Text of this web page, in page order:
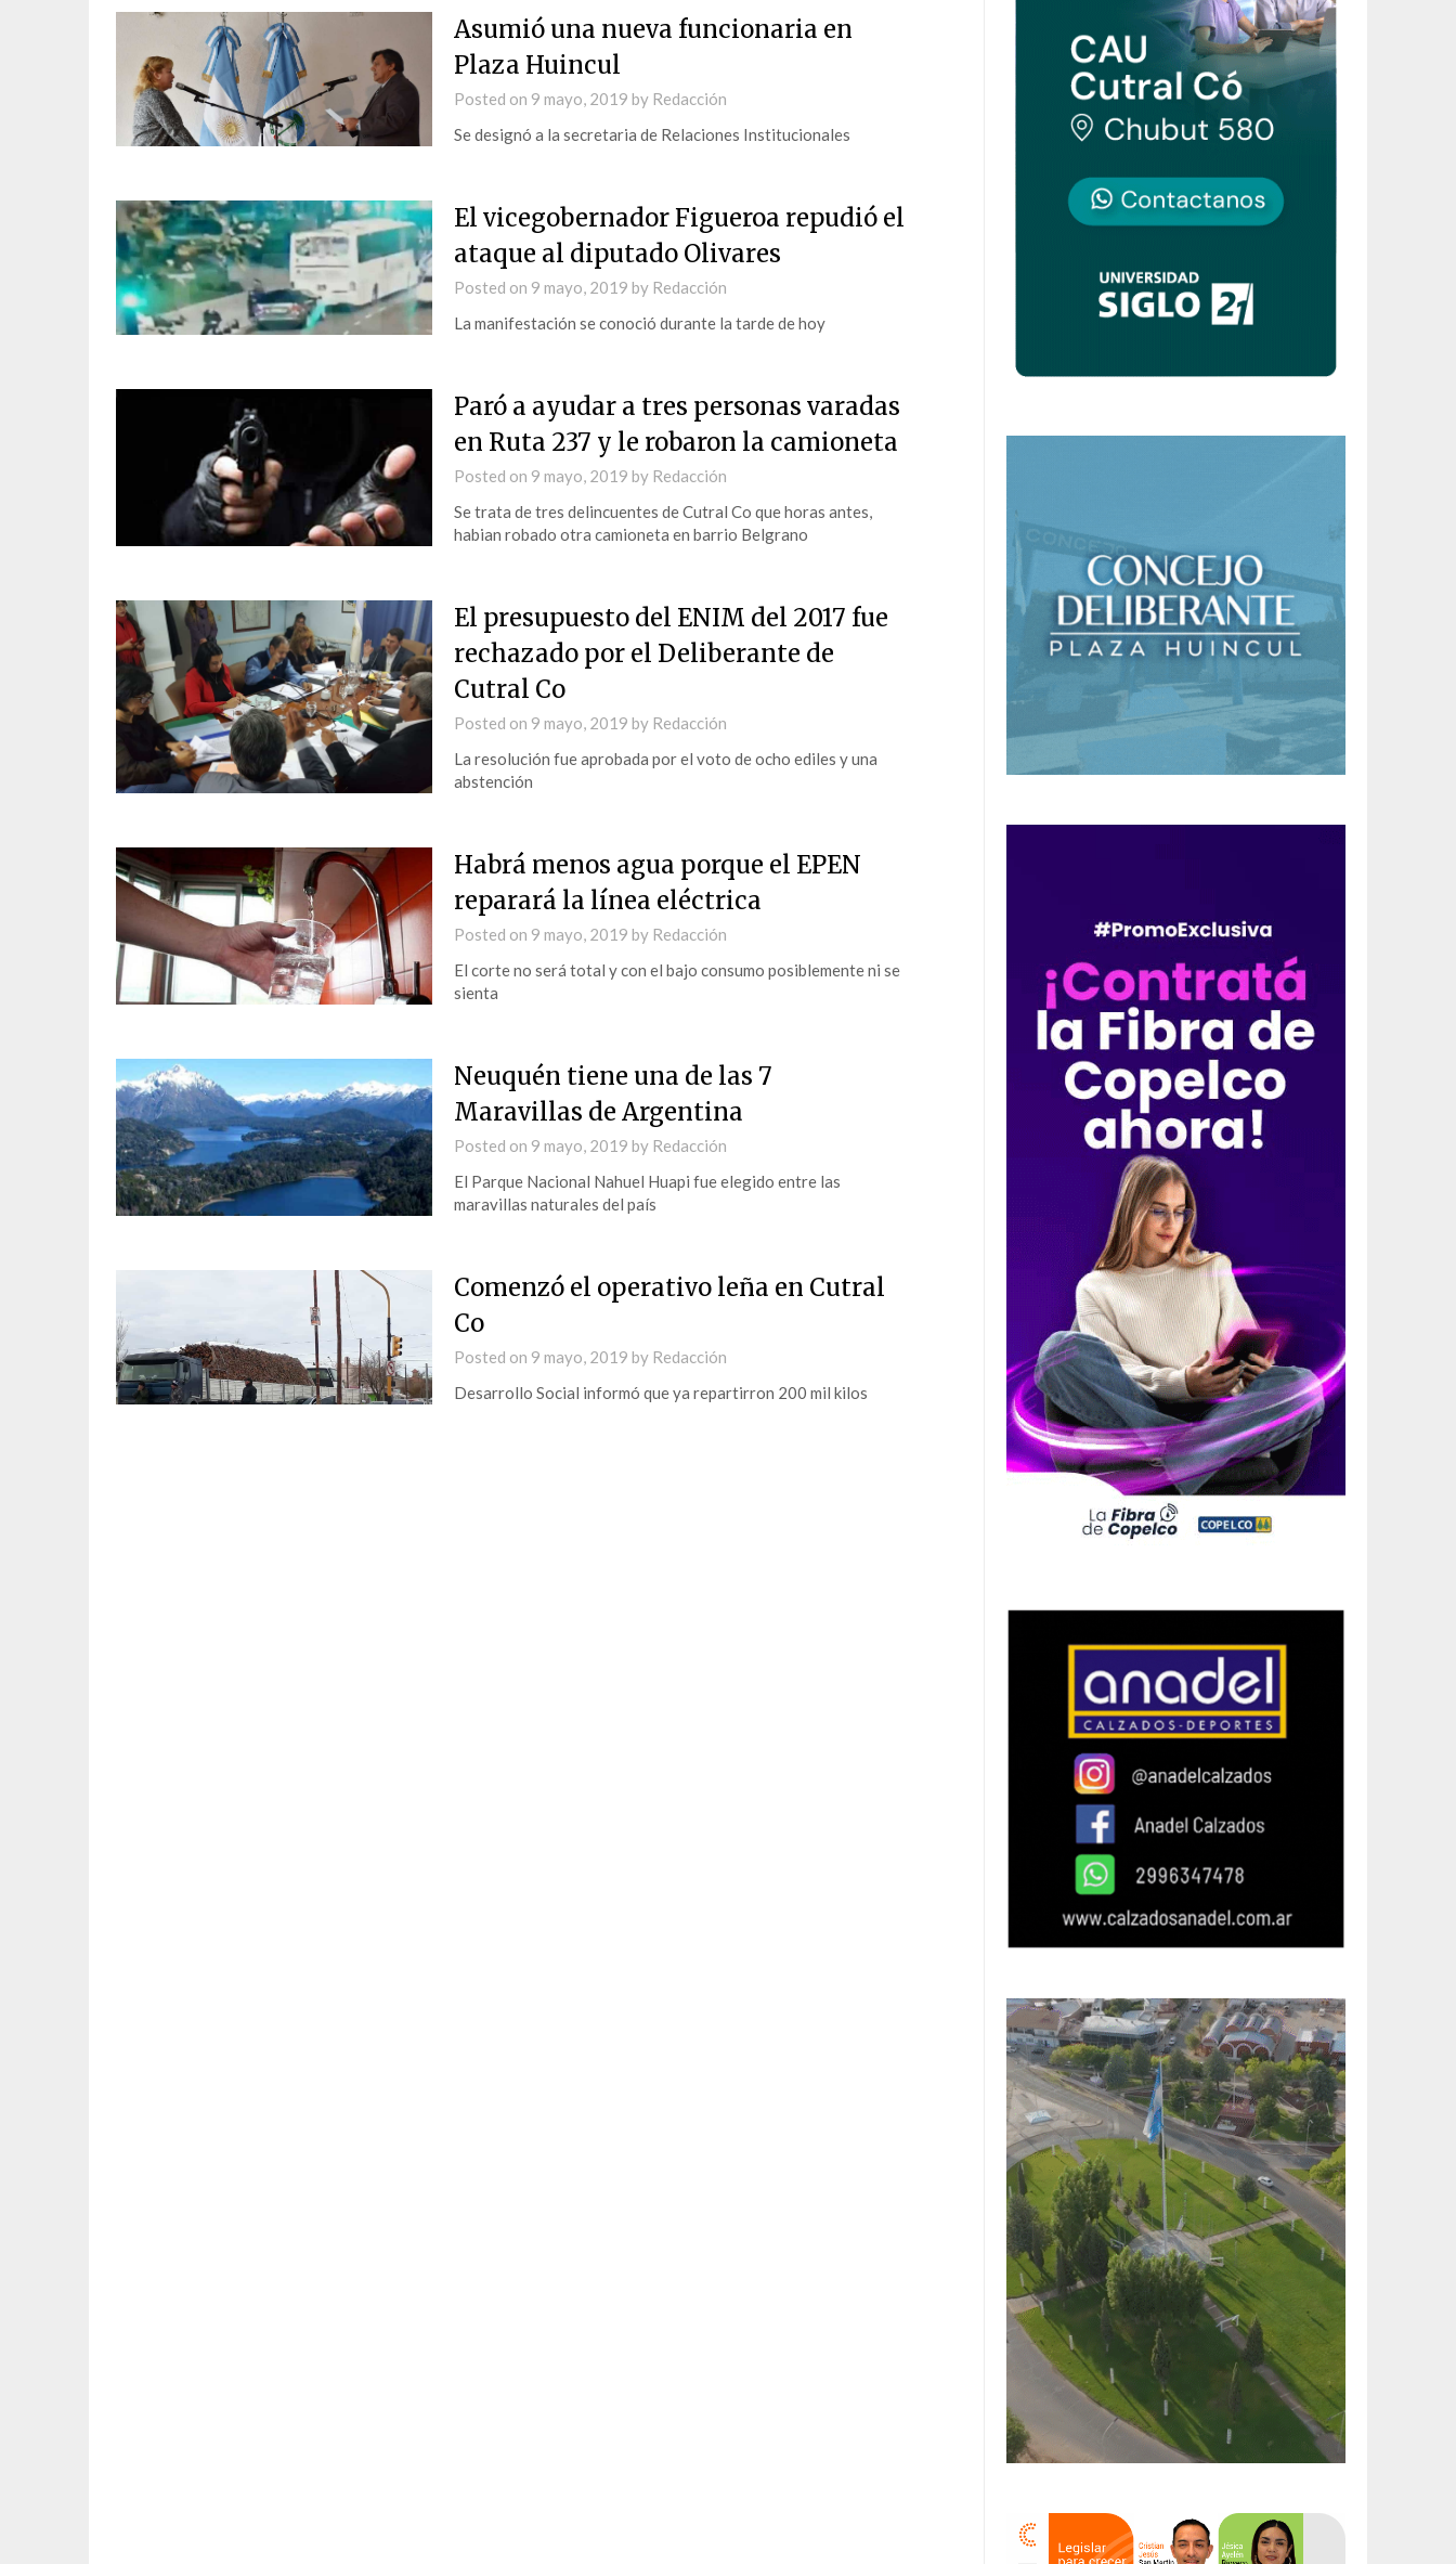
Asumió una nueva funcionaria en
Plaza Huincul
Posted on 9 mayo, 2019 by Redacción
Se designó a la secretaria de Relaciones Institucionales
El vicegobernador Figueroa repudió el
ataque al diputado Olivares
Posted on 9 mayo, 2019 by Redacción
La manifestación se conoció durante la tarde de hoy
Paró a ayudar a tres personas varadas
en Ruta 237 y le robaron la camioneta
Posted on 9 mayo, 2019 by Redacción
Se trata de tres delincuentes de Cutral Co que horas antes,
habian robado otra camioneta en barrio Belgrano
El presupuesto del ENIM del 2017 fue
rechazado por el Deliberante de
Cutral Co
Posted on 9 mayo, 2019 by Redacción
La resolución fue aprobada por el voto de ocho ediles y una
abstención
Habrá menos agua porque el EPEN
reparará la línea eléctrica
Posted on 9 mayo, 2019 by Redacción
El corte no será total y con el bajo consumo posiblemente ni se
sienta
Neuquén tiene una de las 7
Maravillas de Argentina
Posted on 9 mayo, 2019 by Redacción
El Parque Nacional Nahuel Huapi fue elegido entre las
maravillas naturales del país
Comenzó el operativo leña en Cutral
Co
Posted on 9 mayo, 2019 by Redacción
Desarrollo Social informó que ya repartirron 200 mil kilos